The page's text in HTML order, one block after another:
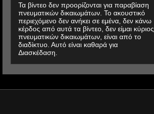
Τα βίντεο δεν προορίζονται για παραβίαση
πνευματικών δικαιωμάτων. Το ακουστικό
περιεχόμενο δεν ανήκει σε εμένα, δεν κάνω
κέρδος από αυτά τα βίντεο, δεν είμαι κύριος
πνευματικών δικαιωμάτων, είναι από το
διαδίκτυο. Αυτό είναι καθαρά για
Διασκέδαση.